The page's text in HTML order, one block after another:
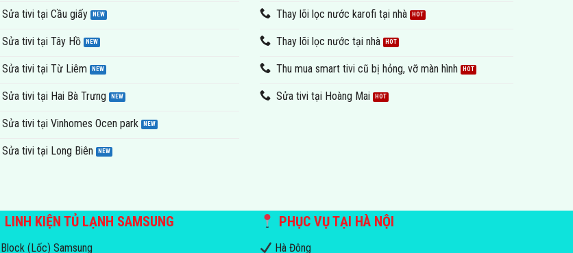
Sửa tivi tại Cầu giấy
Sửa tivi tại Tây Hồ
Sửa tivi tại Từ Liêm
Sửa tivi tại Hai Bà Trưng
Sửa tivi tại Vinhomes Ocen park
Sửa tivi tại Long Biên
Thay lõi lọc nước karofi tại nhà
Thay lõi lọc nước tại nhà
Thu mua smart tivi cũ bị hỏng, vỡ màn hình
Sửa tivi tại Hoàng Mai
LINH KIỆN TỦ LẠNH SAMSUNG
Block (Lốc) Samsung
PHỤC VỤ TẠI HÀ NỘI
Hà Đông